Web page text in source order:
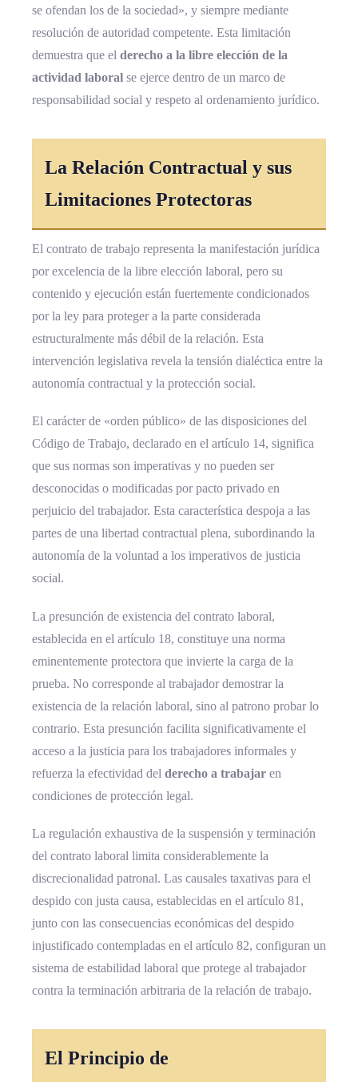
se ofendan los de la sociedad», y siempre mediante
resolución de autoridad competente. Esta limitación
demuestra que el derecho a la libre elección de la
actividad laboral se ejerce dentro de un marco de
responsabilidad social y respeto al ordenamiento jurídico.
La Relación Contractual y sus
Limitaciones Protectoras
El contrato de trabajo representa la manifestación jurídica
por excelencia de la libre elección laboral, pero su
contenido y ejecución están fuertemente condicionados
por la ley para proteger a la parte considerada
estructuralmente más débil de la relación. Esta
intervención legislativa revela la tensión dialéctica entre la
autonomía contractual y la protección social.
El carácter de «orden público» de las disposiciones del
Código de Trabajo, declarado en el artículo 14, significa
que sus normas son imperativas y no pueden ser
desconocidas o modificadas por pacto privado en
perjuicio del trabajador. Esta característica despoja a las
partes de una libertad contractual plena, subordinando la
autonomía de la voluntad a los imperativos de justicia
social.
La presunción de existencia del contrato laboral,
establecida en el artículo 18, constituye una norma
eminentemente protectora que invierte la carga de la
prueba. No corresponde al trabajador demostrar la
existencia de la relación laboral, sino al patrono probar lo
contrario. Esta presunción facilita significativamente el
acceso a la justicia para los trabajadores informales y
refuerza la efectividad del derecho a trabajar en
condiciones de protección legal.
La regulación exhaustiva de la suspensión y terminación
del contrato laboral limita considerablemente la
discrecionalidad patronal. Las causales taxativas para el
despido con justa causa, establecidas en el artículo 81,
junto con las consecuencias económicas del despido
injustificado contempladas en el artículo 82, configuran un
sistema de estabilidad laboral que protege al trabajador
contra la terminación arbitraria de la relación de trabajo.
El Principio de